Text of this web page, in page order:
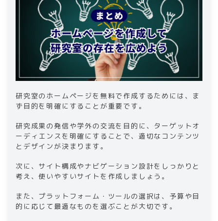
研究室のホームページを無料で作成するためには、ま
ず目的を明確にすることが重要です。
研究成果の発信や学外の交流を目的に、ターゲットオ
ーディエンスを明確にすることで、適切なコンテンツ
とデザインが決まります。
次に、サイト構成やナビゲーション設計をしっかりと
考え、使いやすいサイトを作成しましょう。
また、プラットフォーム・ツールの選択は、予算や目
的に応じて最適なものを選ぶことが大切です。